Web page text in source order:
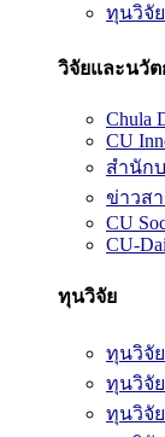
ทุนวิจัย
วิจัยและนวั
Chula
CU
สำนัก
ข่าวส
CU
CU-
ทุนวิจัย
ทุนวิจัย
ทุนวิจั
ทุนวิจั